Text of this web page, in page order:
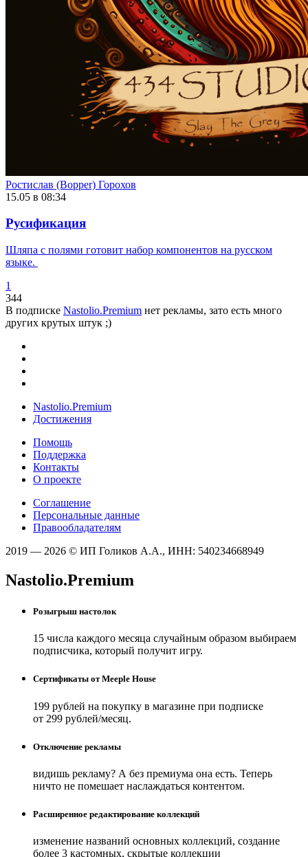
Ростислав (Bopper) Горохов
15.05 в 08:34
Русификация
Шляпа с полями готовит набор компонентов на русском
языке.
1
344
В подписке Nastolio.Premium нет рекламы, зато есть много
других крутых штук ;)
Nastolio.Premium
Достижения
Помощь
Поддержка
Контакты
О проекте
Соглашение
Персональные данные
Правообладателям
2019 — 2026 © ИП Голиков А.А., ИНН: 540234668949
Nastolio.Premium
Розыгрыш настолок
15 числа каждого месяца случайным образом выбираем
подписчика, который получит игру.
Сертификаты от Meeple House
199 рублей на покупку в магазине при подписке
от 299 рублей/месяц.
Отключение рекламы
видишь рекламу? А без премиума она есть. Теперь
ничто не помешает наслаждаться контентом.
Расширенное редактирование коллекций
изменение названий основных коллекций, создание
более 3 кастомных, скрытые коллекции